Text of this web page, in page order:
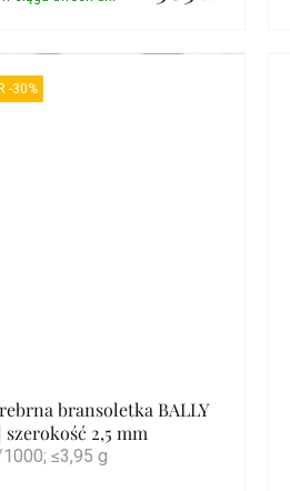
Szczegóły
-30%
bransoletka BALLY
szerokość 2,5 mm
≤3,95 g